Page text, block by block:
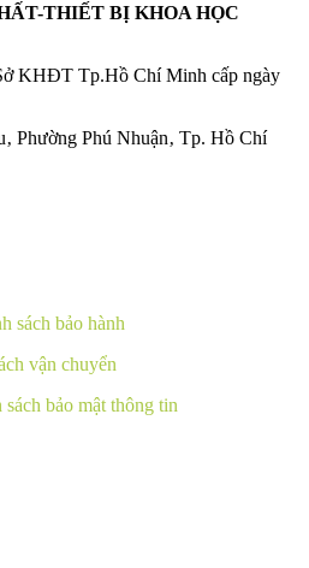
THIẾT BỊ KHOA HỌC
KHĐT Tp.Hồ Chí Minh cấp ngày
Phường Phú Nhuận‚ Tp. Hồ Chí
sách bảo hành
vận chuyển
sách bảo mật thông tin